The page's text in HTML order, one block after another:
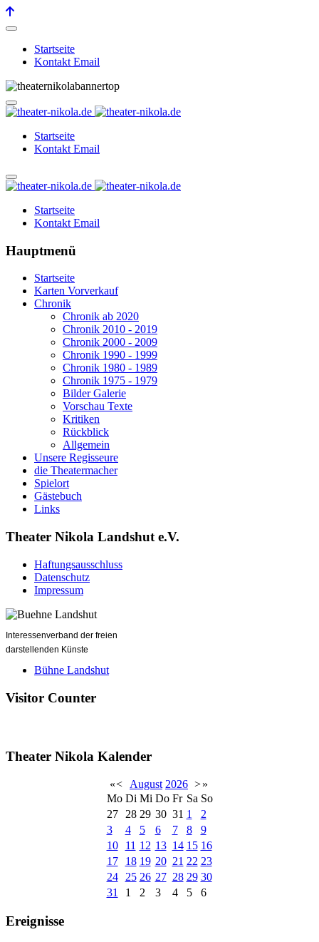
Startseite
Kontakt Email
Startseite
Kontakt Email
Startseite
Kontakt Email
Hauptmenü
Startseite
Karten Vorverkauf
Chronik
Chronik ab 2020
Chronik 2010 - 2019
Chronik 2000 - 2009
Chronik 1990 - 1999
Chronik 1980 - 1989
Chronik 1975 - 1979
Bilder Galerie
Vorschau Texte
Kritiken
Rückblick
Allgemein
Unsere Regisseure
die Theatermacher
Spielort
Gästebuch
Links
Theater Nikola Landshut e.V.
Haftungsausschluss
Datenschutz
Impressum
Interessenverband der freien
darstellenden Künste
Bühne Landshut
Visitor Counter
Theater Nikola Kalender
«< August 2026 >»
Mo Di Mi Do Fr Sa So
27
28 29 30 31 1
2
3
4 5 6 7 8
9
10
11 12 13 14 15 16
17
18 19 20 21 22 23
24
25 26 27 28 29 30
31
1 2 3 4 5 6
Ereignisse